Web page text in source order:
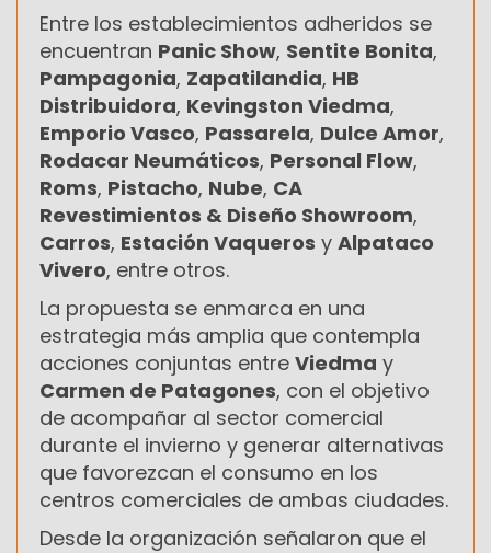
Entre los establecimientos adheridos se
encuentran Panic Show, Sentite Bonita,
Pampagonia, Zapatilandia, HB
Distribuidora, Kevingston Viedma,
Emporio Vasco, Passarela, Dulce Amor,
Rodacar Neumáticos, Personal Flow,
Roms, Pistacho, Nube, CA
Revestimientos & Diseño Showroom,
Carros, Estación Vaqueros y Alpataco
Vivero, entre otros.
La propuesta se enmarca en una
estrategia más amplia que contempla
acciones conjuntas entre Viedma y
Carmen de Patagones, con el objetivo
de acompañar al sector comercial
durante el invierno y generar alternativas
que favorezcan el consumo en los
centros comerciales de ambas ciudades.
Desde la organización señalaron que el